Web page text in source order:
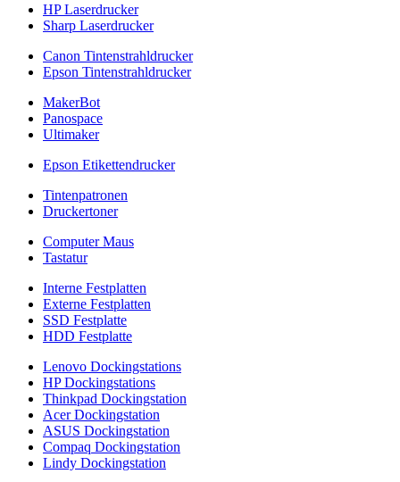
HP Laserdrucker
Sharp Laserdrucker
Canon Tintenstrahldrucker
Epson Tintenstrahldrucker
MakerBot
Panospace
Ultimaker
Epson Etikettendrucker
Tintenpatronen
Druckertoner
Computer Maus
Tastatur
Interne Festplatten
Externe Festplatten
SSD Festplatte
HDD Festplatte
Lenovo Dockingstations
HP Dockingstations
Thinkpad Dockingstation
Acer Dockingstation
ASUS Dockingstation
Compaq Dockingstation
Lindy Dockingstation